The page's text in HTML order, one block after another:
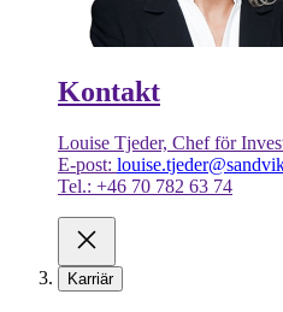
Kontakt
Louise Tjeder, Chef för
E-post:
Tel.: +46 70 782 63 74
Karriär